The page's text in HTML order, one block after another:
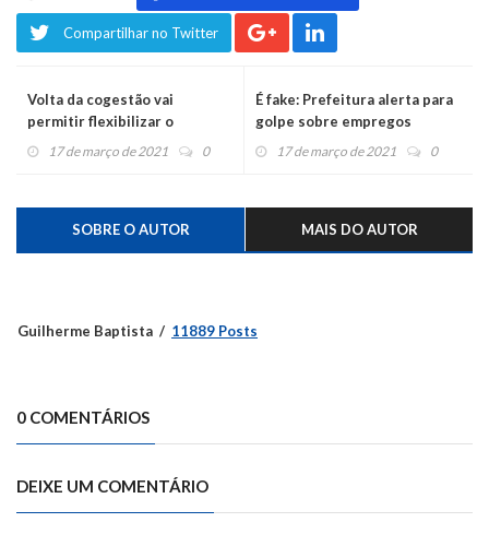
Compartilhar no Twitter
Volta da cogestão vai
permitir flexibilizar o
comércio para a bandeira
17 de março de 2021 0
É fake: Prefeitura alerta para
golpe sobre empregos
17 de março de 2021 0
SOBRE O AUTOR MAIS DO AUTOR
Guilherme Baptista 11889 Posts
0 COMENTÁRIOS
DEIXE UM COMENTÁRIO